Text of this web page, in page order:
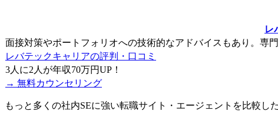
レ
面接対策やポートフォリオへの技術的なアドバイスもあり。専
レバテックキャリアの評判・口コミ
3人に2人が年収70万円UP ！
→ 無料カウンセリング
もっと多くの社内SEに強い転職サイト・エージェントを比較し